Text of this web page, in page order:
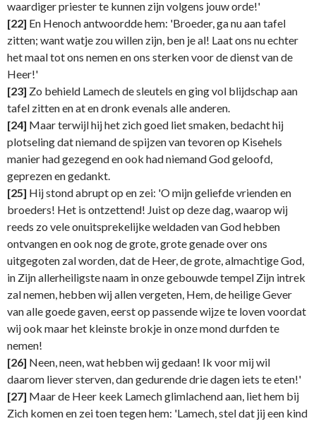
waardiger priester te kunnen zijn volgens jouw orde!'
[22] En Henoch antwoordde hem: 'Broeder, ga nu aan tafel
zitten; want watje zou willen zijn, ben je al! Laat ons nu echter
het maal tot ons nemen en ons sterken voor de dienst van de
Heer!'
[23] Zo behield Lamech de sleutels en ging vol blijdschap aan
tafel zitten en at en dronk evenals alle anderen.
[24] Maar terwijl hij het zich goed liet smaken, bedacht hij
plotseling dat niemand de spijzen van tevoren op Kisehels
manier had gezegend en ook had niemand God geloofd,
geprezen en gedankt.
[25] Hij stond abrupt op en zei: 'O mijn geliefde vrienden en
broeders! Het is ontzettend! Juist op deze dag, waarop wij
reeds zo vele onuitsprekelijke weldaden van God hebben
ontvangen en ook nog de grote, grote genade over ons
uitgegoten zal worden, dat de Heer, de grote, almachtige God,
in Zijn allerheiligste naam in onze gebouwde tempel Zijn intrek
zal nemen, hebben wij allen vergeten, Hem, de heilige Gever
van alle goede gaven, eerst op passende wijze te loven voordat
wij ook maar het kleinste brokje in onze mond durfden te
nemen!
[26] Neen, neen, wat hebben wij gedaan! Ik voor mij wil
daarom liever sterven, dan gedurende drie dagen iets te eten!'
[27] Maar de Heer keek Lamech glimlachend aan, liet hem bij
Zich komen en zei toen tegen hem: 'Lamech, stel dat jij een kind